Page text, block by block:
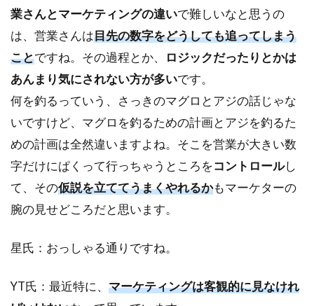
業さんとマーケティングの違いで難しいなと思うの
は、営業さんは目先の数字をどうしても追ってしまう
ことですね。その過程とか、
ロジックだったりとかは
あんまり気にされない方が多いです。
何を釣るっていう、さっきのマグロとアジの話じゃな
いですけど、マグロを釣るための計画とアジを釣るた
めの計画は全然違いますよね。そこを営業が大きい数
字だけにぱくって行っちゃうところをコントロールし
て、その仮説を立ててうまくやれるかもマーケターの
腕の見せどころだと思います。
星氏：おっしゃる通りですね。
YT氏：最近特に、 マーケティングは客観的に見なけれ